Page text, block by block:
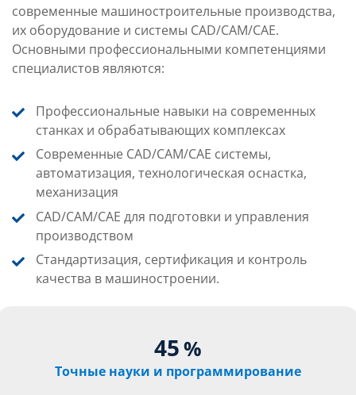
современные машиностроительные производства,
их оборудование и системы CAD/CAM/CAE.
Основными профессиональными компетенциями
специалистов являются:
Профессиональные навыки на современных
станках и обрабатывающих комплексах
Современные CAD/CAM/CAE системы,
автоматизация, технологическая оснастка,
механизация
CAD/CAM/CAE для подготовки и управления
производством
Стандартизация, сертификация и контроль
качества в машиностроении.
45%
Точные науки и программирование